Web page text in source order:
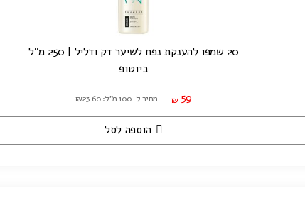
20 שמפו להענקת נפח לשיער דק ודליל | 250 מ"ל
ביוטופ
₪ 59 מחיר ל-100 מ"ל: ₪23.60
הוספה לסל